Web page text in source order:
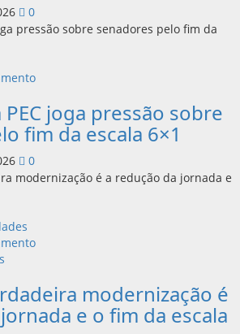
0
joga pressão sobre
fim da escala 6×1
0
modernização é
e o fim da escala